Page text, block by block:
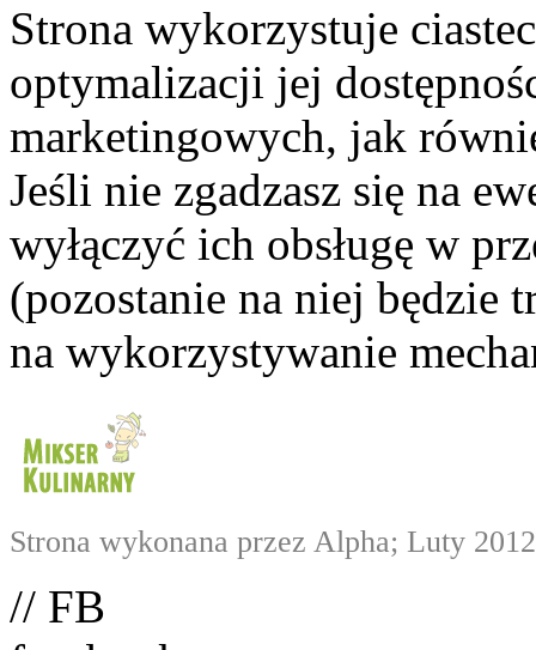
Strona wykorzystuje
optymalizacji jej
marketingowych, jak
Jeśli nie zgadzasz się na
wyłączyć ich obsługę w
(pozostanie na niej będzie
na wykorzystywanie
Strona wykonana przez Alpha; Luty 2012
// FB